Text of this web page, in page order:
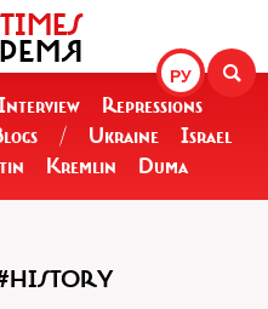
РУ
Repressions
/ Ukraine
Israel
Kremlin Duma